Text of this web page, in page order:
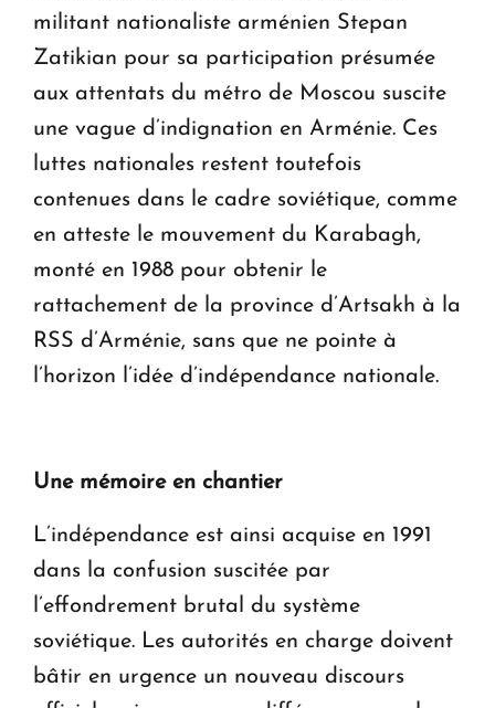
militant nationaliste arménien Stepan
Zatikian pour sa participation présumée
aux attentats du métro de Moscou suscite
une vague d’indignation en Arménie. Ces
luttes nationales restent toutefois
contenues dans le cadre soviétique, comme
en atteste le mouvement du Karabagh,
monté en 1988 pour obtenir le
rattachement de la province d’Artsakh à la
RSS d’Arménie, sans que ne pointe à
l’horizon l’idée d’indépendance nationale.
Une mémoire en chantier
L’indépendance est ainsi acquise en 1991
dans la confusion suscitée par
l’effondrement brutal du système
soviétique. Les autorités en charge doivent
bâtir en urgence un nouveau discours